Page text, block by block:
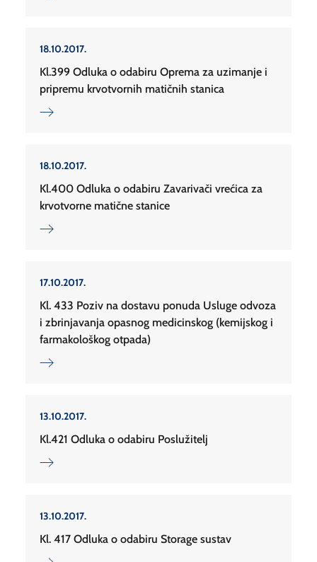
18.10.2017.
Kl.399 Odluka o odabiru Oprema za uzimanje i
pripremu krvotvornih matičnih stanica
18.10.2017.
Kl.400 Odluka o odabiru Zavarivači vrećica za
krvotvorne matične stanice
17.10.2017.
Kl. 433 Poziv na dostavu ponuda Usluge odvoza
i zbrinjavanja opasnog medicinskog (kemijskog i
farmakološkog otpada)
13.10.2017.
Kl.421 Odluka o odabiru Poslužitelj
13.10.2017.
Kl. 417 Odluka o odabiru Storage sustav